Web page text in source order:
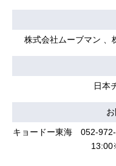
株式会社ムーブマン 、
日本
キョードー東海 052-